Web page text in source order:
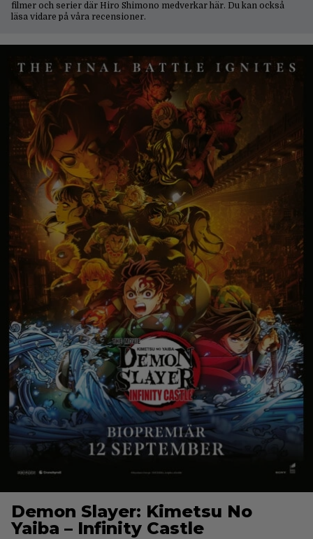
filmer och serier där Hiro Shimono medverkar här. Du kan också
läsa vidare på våra recensioner.
Demon Slayer: Kimetsu No
Yaiba – Infinity Castle